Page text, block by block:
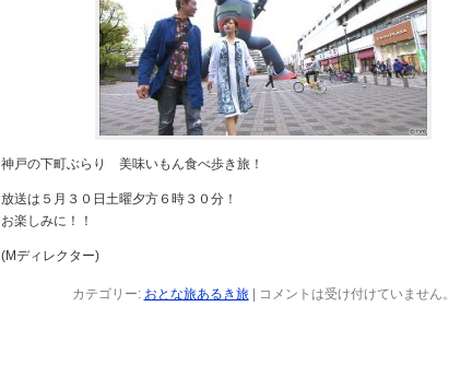
神戸の下町ぶらり 美味いもん食べ歩き旅！
放送は５月３０日土曜夕方６時３０分！
お楽しみに！！
(Mディレクター)
カテゴリー: おとな旅あるき旅| コメントは受け付けていません。